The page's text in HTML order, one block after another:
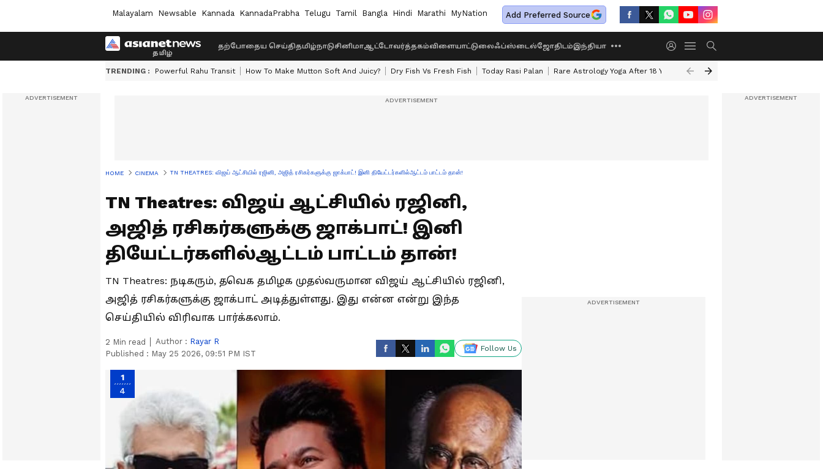
Malayalam Newsable Kannada KannadaPrabha Telugu Tamil Bangla Hindi Marathi MyNation Add Preferred Source
தற்போதைய செய்திதமிழ்நாடுசினிமாஆட்டோவர்த்தகம்விளையாட்டுலைஃப்ஸ்டைல்ஜோதிடம்இந்தியா
TRENDING : Powerful Rahu Transit How To Make Mutton Soft And Juicy? Dry Fish Vs Fresh Fish Today Rasi Palan Rare Astrology Yoga After 18 Years Dwi Pushkar Yoga 2026
HOME CINEMA TN THEATRES: விஜய் ஆட்சியில் ரஜினி, அஜித் ரசிகர்களுக்கு ஜாக்பாட்! இனி தியேட்டர்களில்ஆட்டம் பாட்டம் தான்!
TN Theatres: விஜய் ஆட்சியில் ரஜினி,
அஜித் ரசிகர்களுக்கு ஜாக்பாட்! இனி
தியேட்டர்களில்ஆட்டம் பாட்டம் தான்!
TN Theatres: நடிகரும், தவெக தமிழக முதல்வருமான விஜய் ஆட்சியில் ரஜினி,
அஜித் ரசிகர்களுக்கு ஜாக்பாட் அடித்துள்ளது. இது என்ன என்று இந்த
செய்தியில் விரிவாக பார்க்கலாம்.
2 Min read Author : Rayar R
Published : May 25 2026, 09:51 PM IST
Follow Us
1
4